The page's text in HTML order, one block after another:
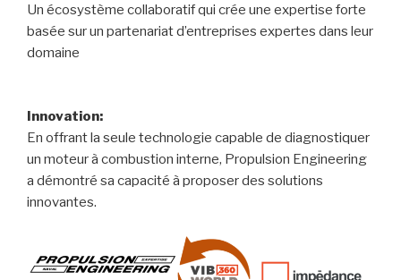
Un écosystème collaboratif qui crée une expertise forte
basée sur un partenariat d’entreprises expertes dans leur
domaine
Innovation:
En offrant la seule technologie capable de diagnostiquer
un moteur à combustion interne, Propulsion Engineering
a démontré sa capacité à proposer des solutions
innovantes.